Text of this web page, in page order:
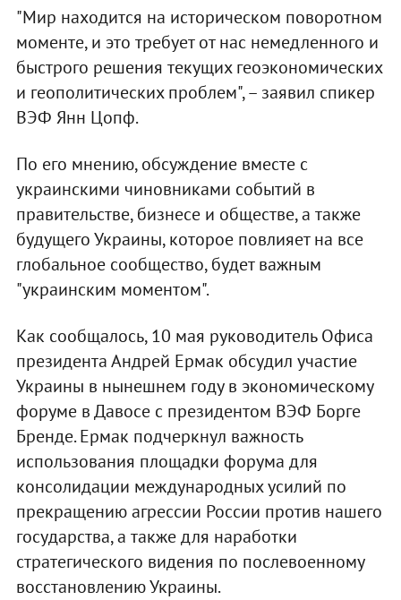
"Мир находится на историческом поворотном
моменте, и это требует от нас немедленного и
быстрого решения текущих геоэкономических
и геополитических проблем", – заявил спикер
ВЭФ Янн Цопф.
По его мнению, обсуждение вместе с
украинскими чиновниками событий в
правительстве, бизнесе и обществе, а также
будущего Украины, которое повлияет на все
глобальное сообщество, будет важным
"украинским моментом".
Как сообщалось, 10 мая руководитель Офиса
президента Андрей Ермак обсудил участие
Украины в нынешнем году в экономическому
форуме в Давосе с президентом ВЭФ Борге
Бренде. Ермак подчеркнул важность
использования площадки форума для
консолидации международных усилий по
прекращению агрессии России против нашего
государства, а также для наработки
стратегического видения по послевоенному
восстановлению Украины.